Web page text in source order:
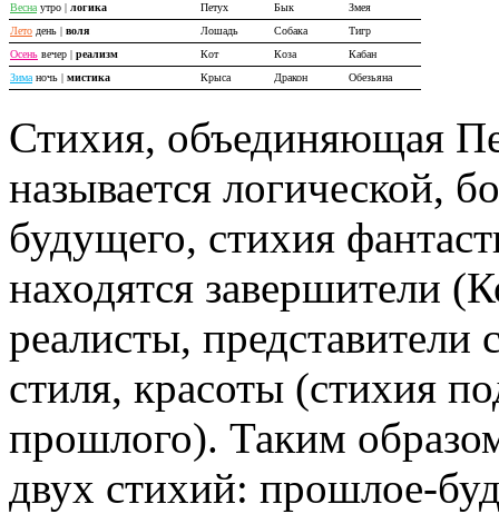
Весна утро | логика Петух Бык
Змея
Лето день | воля Лошадь Собака
Тигр
Осень вечер | реализм Кот Коза
Кабан
Зиманочь | мистика Крыса Дракон Обезьяна
Стихия, объединяющая
называется логической,
будущего, стихия
находятся завершители
реалисты,
стиля, красоты (стихия
прошлого). Таким
двух стихий: прошлое-